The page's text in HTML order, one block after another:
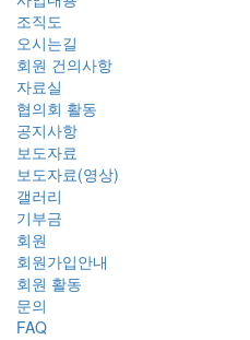
조직도
오시는길
회원 건의사항
자료실
협의회 활동
공지사항
보도자료
보도자료(영상)
갤러리
기부금
회원
회원가입안내
회원 활동
문의
FAQ